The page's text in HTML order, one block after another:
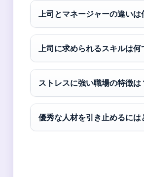
上司とマネージャーの違いは
上司に求められるスキルは何
ストレスに強い職場の特徴は
優秀な人材を引き止めるに